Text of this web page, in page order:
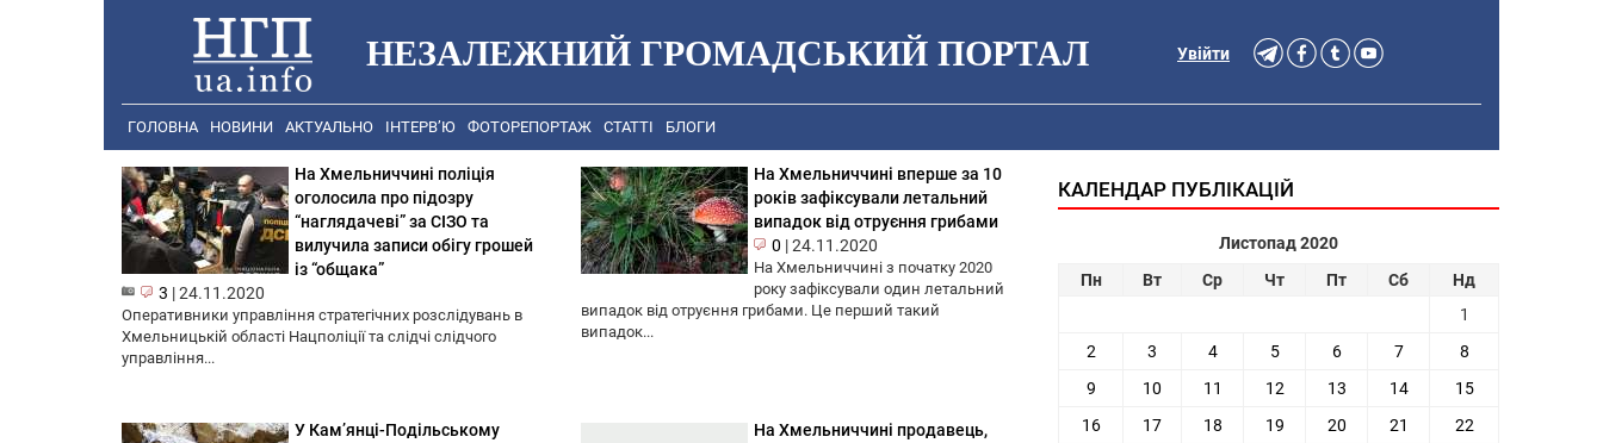
НЕЗАЛЕЖНИЙ ГРОМАДСЬКИЙ ПОРТАЛ Увійти
ГОЛОВНА НОВИНИ АКТУАЛЬНО ІНТЕРВ’Ю ФОТОРЕПОРТАЖ СТАТТІ БЛОГИ
На Хмельниччині поліція
оголосила про підозру
“наглядачеві” за СІЗО та
вилучила записи обігу грошей
із “общака”
3 |24.11.2020
Оперативники управління стратегічних розслідувань в
Хмельницькій області Нацполіції та слідчі слідчого
управління...
На Хмельниччині вперше за 10
років зафіксували летальний
випадок від отруєння грибами
0 |24.11.2020
На Хмельниччині з початку 2020
року зафіксували один летальний
випадок від отруєння грибами. Це перший такий
випадок...
У Кам’янці-Подільському
На Хмельниччині продавець,
КАЛЕНДАР ПУБЛІКАЦІЙ
Листопад 2020
Пн
Вт Ср Чт Пт Сб
Нд
1
2
3 4 5 6 7
8
9
10 11 12 13 14
15
16
17 18 19 20 21
22